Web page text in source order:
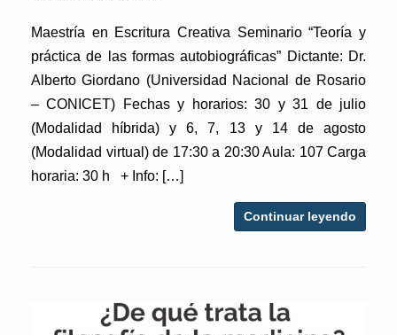
Maestría en Escritura Creativa Seminario “Teoría y
práctica de las formas autobiográficas” Dictante: Dr.
Alberto Giordano (Universidad Nacional de Rosario
– CONICET) Fechas y horarios: 30 y 31 de julio
(Modalidad híbrida) y 6, 7, 13 y 14 de agosto
(Modalidad virtual) de 17:30 a 20:30 Aula: 107 Carga
horaria: 30 h + Info: […]
Continuar leyendo